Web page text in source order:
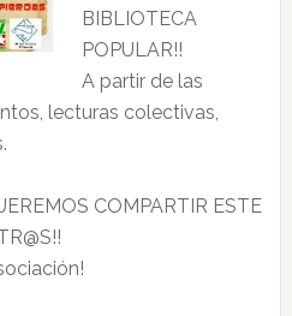
BIBLIOTECA
POPULAR!!
A partir de las
lecturas colectivas,
COMPARTIR ESTE